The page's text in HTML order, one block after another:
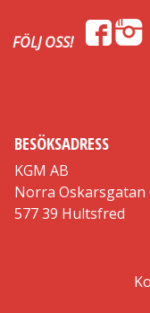
FÖLJ OSS!
BESÖKSADRESS
KGM AB
Norra Oskarsgatan
577 39 Hultsfred